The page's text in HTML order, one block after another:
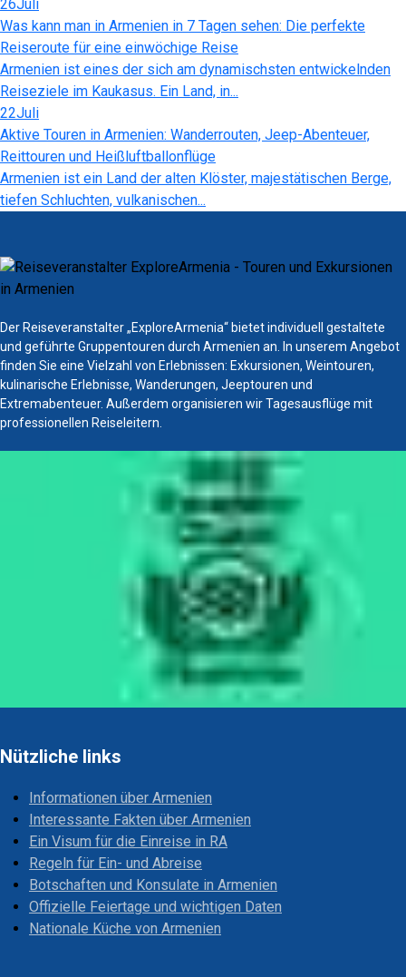
26Juli
Was kann man in Armenien in 7 Tagen sehen: Die perfekte
Reiseroute für eine einwöchige Reise
Armenien ist eines der sich am dynamischsten entwickelnden
Reiseziele im Kaukasus. Ein Land, in...
22Juli
Aktive Touren in Armenien: Wanderrouten, Jeep-Abenteuer,
Reittouren und Heißluftballonflüge
Armenien ist ein Land der alten Klöster, majestätischen Berge,
tiefen Schluchten, vulkanischen...
Der Reiseveranstalter „ExploreArmenia“ bietet individuell gestaltete
und geführte Gruppentouren durch Armenien an. In unserem Angebot
finden Sie eine Vielzahl von Erlebnissen: Exkursionen, Weintouren,
kulinarische Erlebnisse, Wanderungen, Jeeptouren und
Extremabenteuer. Außerdem organisieren wir Tagesausflüge mit
professionellen Reiseleitern.
Nützliche links
Informationen über Armenien
Interessante Fakten über Armenien
Ein Visum für die Einreise in RA
Regeln für Ein- und Abreise
Botschaften und Konsulate in Armenien
Offizielle Feiertage und wichtigen Daten
Nationale Küche von Armenien